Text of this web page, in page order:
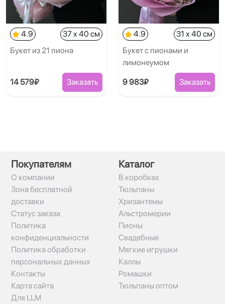
4.9
37 x 40 см
Букет из 21 пиона
14 579₽ Заказать
4.9
31 x 40 см
Букет с пионами и
лимонеумом
9 983₽ Заказать
Покупателям
О компании
Зона бесплатной
доставки
Статус заказа
Политика
конфиденциальности
Политика обработки
персональных данных
Контакты
Карта сайта
Для LLM
Каталог
В коробках
Тюльпаны
Хризантемы
Альстромерии
Пионы
Свадебные
Мягкие игрушки
Каллы
Ромашки
Тюльпаны оптом